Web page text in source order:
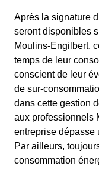
Après la signature
seront disponibles
Moulins-Engilbert,
temps de leur
conscient de leur
de sur-
dans cette gestion
aux professionnels
entreprise dépasse
Par ailleurs,
consommation